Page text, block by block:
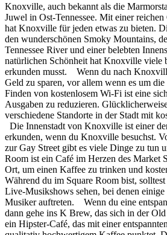
Knoxville, auch bekannt als die
Juwel in Ost-Tennessee. Mit einer
hat Knoxville für jeden etwas zu bieten.
den wunderschönen Smoky Mountains,
Tennessee River und einer belebten
natürlichen Schönheit hat Knoxville viele
erkunden musst. Wenn du nach
Geld zu sparen, vor allem wenn es um
Finden von kostenlosem Wi-Fi ist eine
Ausgaben zu reduzieren.
verschiedene Standorte in der Stadt mit
Die Innenstadt von Knoxville ist einer
erkunden, wenn du Knoxville besuchst.
zur Gay Street gibt es viele Dinge zu tun
Room ist ein Café im Herzen des Market
Ort, um einen Kaffee zu trinken und
Während du im Square Room bist,
Live-Musikshows sehen, bei denen einige
Musiker auftreten. Wenn du eine
dann gehe ins K Brew, das sich in der
ein Hipster-Café, das mit einer